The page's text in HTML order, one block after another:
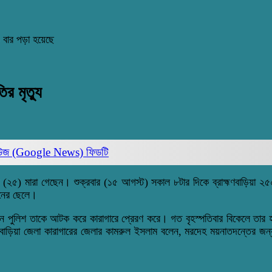
পড়া হয়েছে
মৃত্যু
(Google News) ফিডটি
(২৫)মারা গেছেন। শুক্রবার(১৫ আগস্ট)সকাল ৮টারদিকে ব্রাহ্মণবাড়িয়া
ছেলে।
পুলিশ তাকে আটক করে কারাগারে প্রেরণ করে।গত বৃহস্পতিবার বিকেলে তার
জেলা কারাগারের জেলার কামরুল ইসলাম বলেন, মরদেহ ময়নাতদন্তের